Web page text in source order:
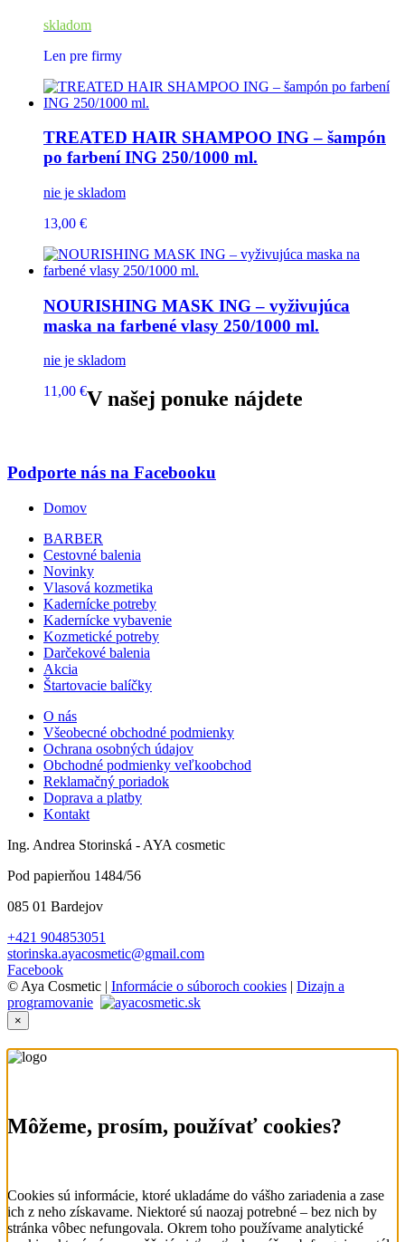
skladom
Len pre firmy
TREATED HAIR SHAMPOO ING – šampón
po farbení ING 250/1000 ml.
nie je skladom
13,00 €
NOURISHING MASK ING – vyživujúca
maska na farbené vlasy 250/1000 ml.
nie je skladom
11,00 €V našej ponuke nájdete
Podporte nás na Facebooku
Domov
BARBER
Cestovné balenia
Novinky
Vlasová kozmetika
Kadernícke potreby
Kadernícke vybavenie
Kozmetické potreby
Darčekové balenia
Akcia
Štartovacie balíčky
O nás
Všeobecné obchodné podmienky
Ochrana osobných údajov
Obchodné podmienky veľkoobchod
Reklamačný poriadok
Doprava a platby
Kontakt
Ing. Andrea Storinská - AYA cosmetic
Pod papierňou 1484/56
085 01 Bardejov
+421 904853051
storinska.ayacosmetic@gmail.com
Facebook
© Aya Cosmetic | Informácie o súboroch cookies | Dizajn a
programovanie
×
Môžeme, prosím, používať cookies?
Cookies sú informácie, ktoré ukladáme do vášho zariadenia a zase
ich z neho získavame. Niektoré sú naozaj potrebné – bez nich by
stránka vôbec nefungovala. Okrem toho používame analytické